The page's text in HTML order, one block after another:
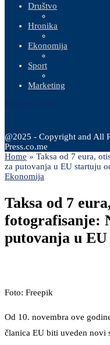
Društvo
Hronika
Ekonomija
Sport
Marketing
@2025 - Copyright and All
Press.co.me
Home » Taksa od 7 eura,
za putovanja u EU startuju
Ekonomija
Taksa od 7
fotografisanje:
putovanja u
Foto: Freepik
Od 10. novembra ove
članica EU biti uveden novi